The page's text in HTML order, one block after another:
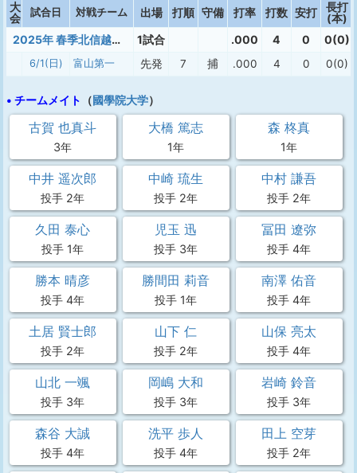
大
会
試合日 対戦チーム 出場 打順 守備 打率 打数 安打
長打
(本)
2025年 春季北信越大会 1試合 .000 4 0 0(0)
6/1(日) 富山第一 先発 7 捕 .000 4 0 0(0)
• チームメイト （國學院大学）
古賀 也真斗
3年
大橋 篤志
1年
森 柊真
1年
中井 遥次郎
投手 2年
中崎 琉生
投手 2年
中村 謙吾
投手 2年
久田 泰心
投手 1年
児玉 迅
投手 3年
冨田 遼弥
投手 4年
勝本 晴彦
投手 4年
勝間田 莉音
投手 1年
南澤 佑音
投手 4年
土居 賢士郎
投手 2年
山下 仁
投手 2年
山保 亮太
投手 4年
山北 一颯
投手 3年
岡嶋 大和
投手 3年
岩崎 鈴音
投手 3年
森谷 大誠
投手 4年
洗平 歩人
投手 4年
田上 空芽
投手 2年